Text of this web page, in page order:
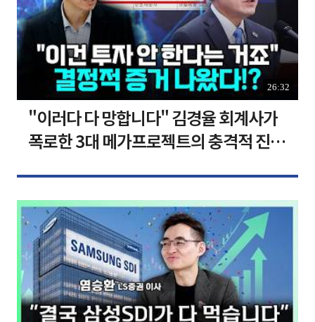
26:32
"이러다 다 망합니다" 김경율 회계사가
폭로한 3대 메가프로젝트의 충격적 진실